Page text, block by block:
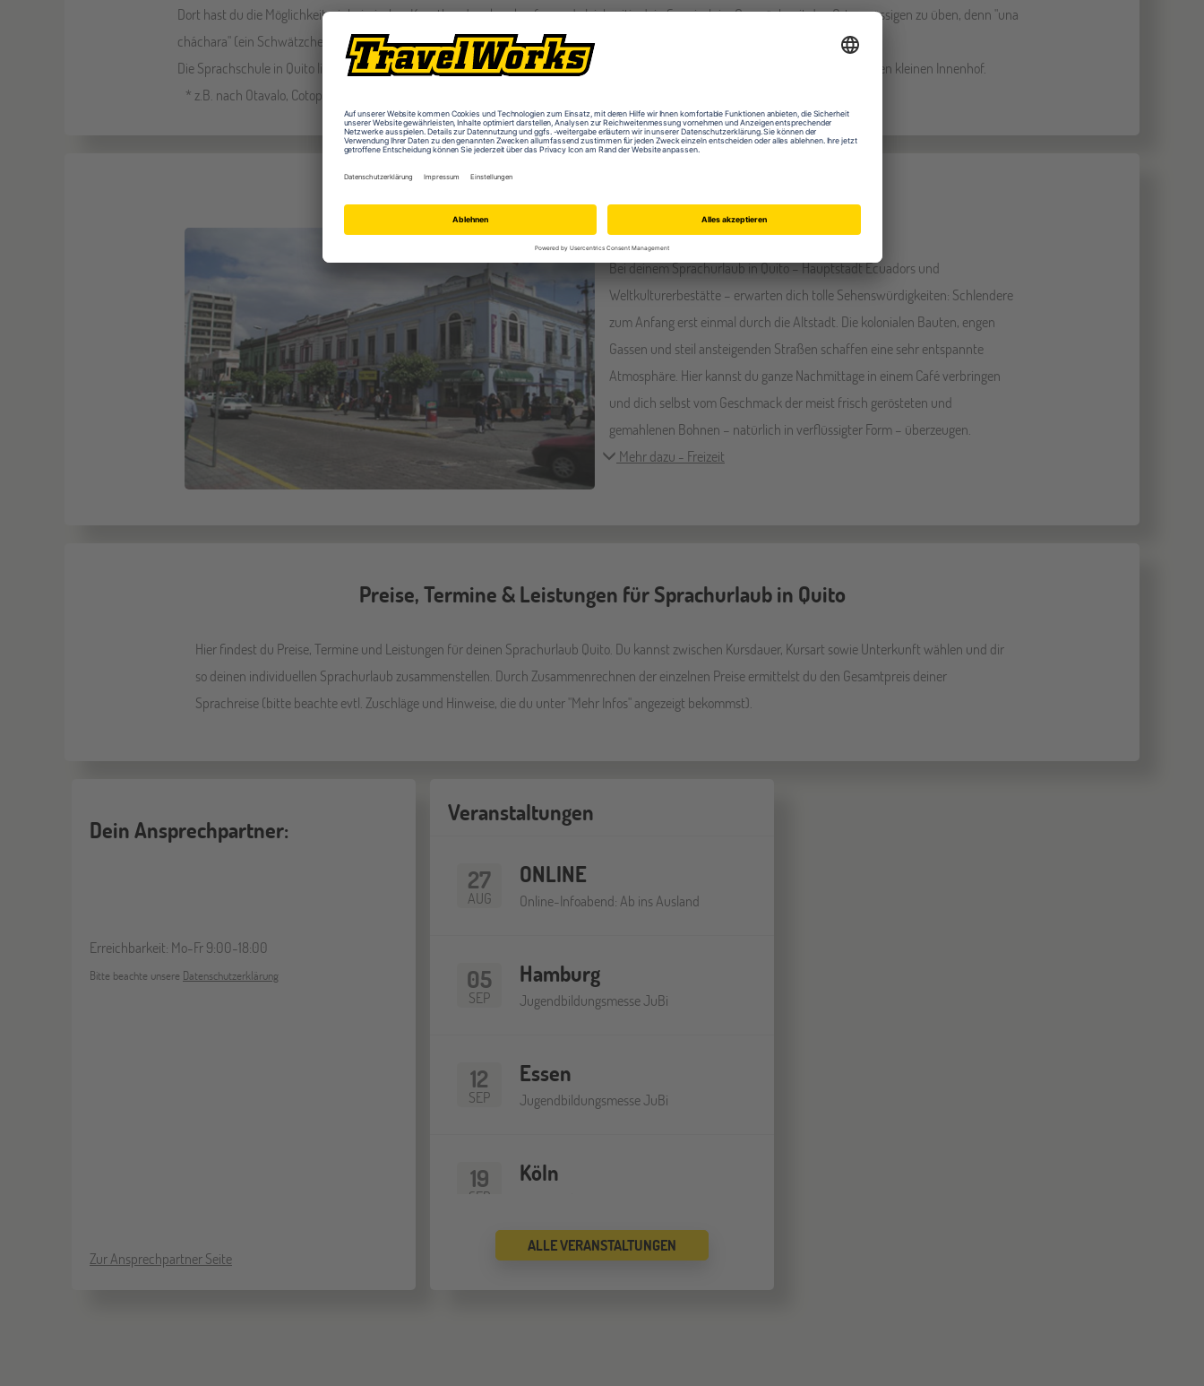
Dort hast du die Möglichkeit, einheimisches Kunsthandwerk zu kaufen und gleichzeitig dein Spanisch im Gespräch mit den Ortsansässigen zu üben, denn "una
cháchara" (ein Schwätzchen) gehört hier dazu!
Die Sprachschule in Quito liegt im Herzen der kolonialen Altstadt, im Dachgeschoss eines Kolonialstil-Gebäudes und verfügt über einen kleinen Innenhof.
* z.B. nach Otavalo, Cotopaxi oder Quilotoa
Freizeitaktivitäten bei einem Sprachaufenthalt in Ecuador
Sightseeing
Bei deinem Sprachurlaub in Quito – Hauptstadt Ecuadors und
Weltkulturerbestätte – erwarten dich tolle Sehenswürdigkeiten: Schlendere
zum Anfang erst einmal durch die Altstadt. Die kolonialen Bauten, engen
Gassen und steil ansteigenden Straßen schaffen eine sehr entspannte
Atmosphäre. Hier kannst du ganze Nachmittage in einem Café verbringen
und dich selbst vom Geschmack der meist frisch gerösteten und
gemahlenen Bohnen – natürlich in verflüssigter Form – überzeugen.
Mehr dazu - Freizeit
Preise, Termine & Leistungen für Sprachurlaub in Quito
Hier findest du Preise, Termine und Leistungen für deinen Sprachurlaub Quito. Du kannst zwischen Kursdauer, Kursart sowie Unterkunft wählen und dir
so deinen individuellen Sprachurlaub zusammenstellen. Durch Zusammenrechnen der einzelnen Preise ermittelst du den Gesamtpreis deiner
Sprachreise (bitte beachte evtl. Zuschläge und Hinweise, die du unter "Mehr Infos" angezeigt bekommst).
Dein Ansprechpartner:
Erreichbarkeit: Mo-Fr 9:00-18:00
Bitte beachte unsere Datenschutzerklärung
Zur Ansprechpartner Seite
Veranstaltungen
27
AUG
ONLINE
Online-Infoabend: Ab ins Ausland
05
SEP
Hamburg
Jugendbildungsmesse JuBi
12
SEP
Essen
Jugendbildungsmesse JuBi
19
SEP
Köln
ALLE VERANSTALTUNGEN